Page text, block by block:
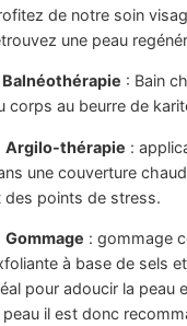
de notre soin
une peau
Balnéothérapie : Bain
corps au beurre de
Argilo-thérapie :
une couverture
des points de stress.
Gommage : gommage
à base de sels
pour adoucir la peau
peau il est donc